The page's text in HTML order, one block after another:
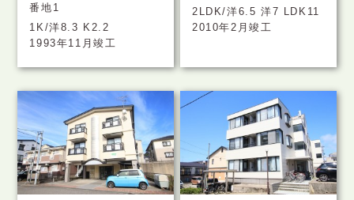
番地1
1K/洋8.3 K2.2
1993年11月竣工
2LDK/洋6.5 洋7 LDK11
2010年2月竣工